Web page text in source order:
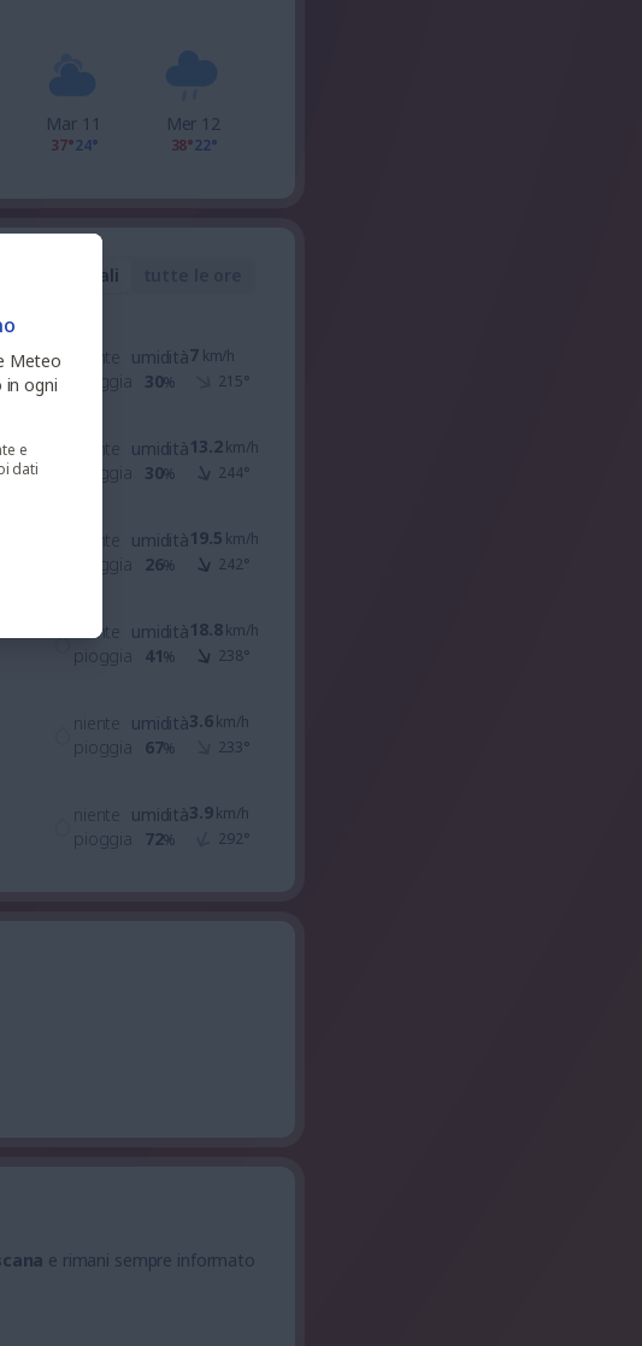
Mar 11
37°24°
Mer 12
38°22°
ore principali
niente
pioggia
umidità
30%
7km/h
215°
niente
pioggia
umidità
30%
13.2km/h
244°
niente
pioggia
umidità
26%
19.5 km/h
242°
niente
pioggia
umidità
41%
18.8km/h
238°
niente
pioggia
umidità
67%
3.6km/h
233°
niente
pioggia
umidità
72%
3.9km/h
292°
e rimani sempre informato
Meteo
in ogni
e
dati